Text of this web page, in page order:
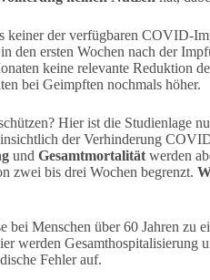
keiner der verfügbaren COVID-
den ersten Wochen nach der
keine relevante Reduktion
bei Geimpften nochmals höher.
Hier ist die Studienlage
der Verhinderung
und Gesamtmortalität werden
zwei bis drei Wochen begrenzt.
bei Menschen über 60 Jahren zu
werden Gesamthospitalisierung
Fehler auf.